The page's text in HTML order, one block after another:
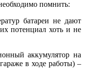
помнить:
батареи не дают
потенциал хоть и не
аккумулятор на
в ходе работы) –